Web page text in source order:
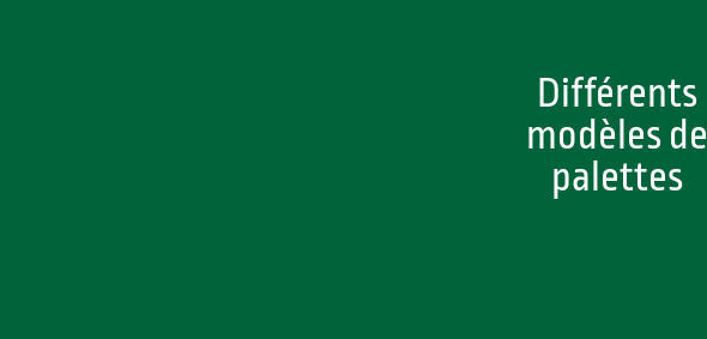
Différents
modèles de
palettes